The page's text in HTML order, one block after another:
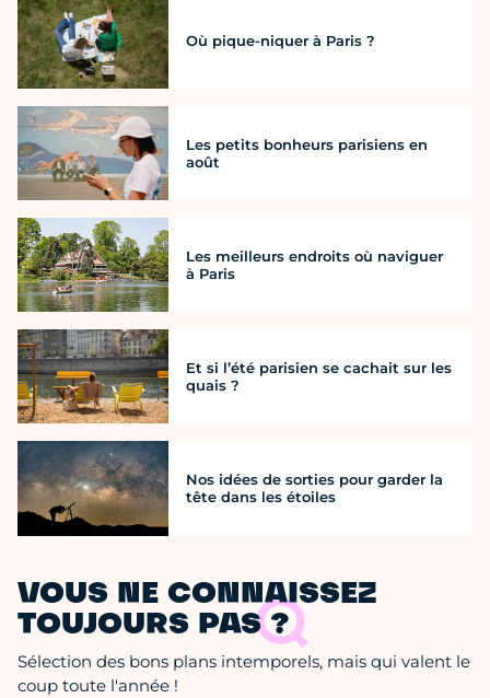
Où pique-niquer à Paris ?
Les petits bonheurs parisiens en
août
Les meilleurs endroits où naviguer
à Paris
Et si l’été parisien se cachait sur les
quais ?
Nos idées de sorties pour garder la
tête dans les étoiles
VOUS NE CONNAISSEZ
TOUJOURS PAS ?
Sélection des bons plans intemporels, mais qui valent le
coup toute l'année !